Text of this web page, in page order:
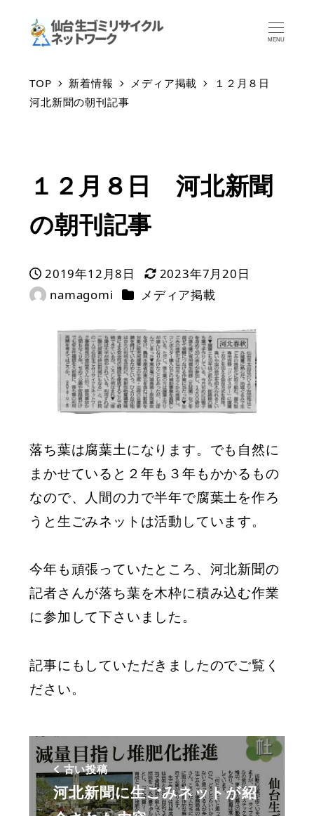
MENU
TOP 新着情報 メディア掲載
１２月８日
河北新聞の朝刊記事
１２月８日 河北新聞
の朝刊記事
投稿日
2019年12月8日
更新日
2023年7月20日
著
namagomi カテゴリー
メディア掲載
落ち葉は腐葉土になります。でも自然に
まかせていると２年も３年もかかるもの
なので、人間の力で半年で腐葉土を作ろ
うと生ごみネットは活動しています。
今年も頑張っていたところ、河北新聞の
記者さんが落ち葉を木枠に積み込む作業
に参加して下さいました。
記事にもしていただきましたのでご覧く
ださい。
古い投稿
河北新聞に生ごみネットが紹